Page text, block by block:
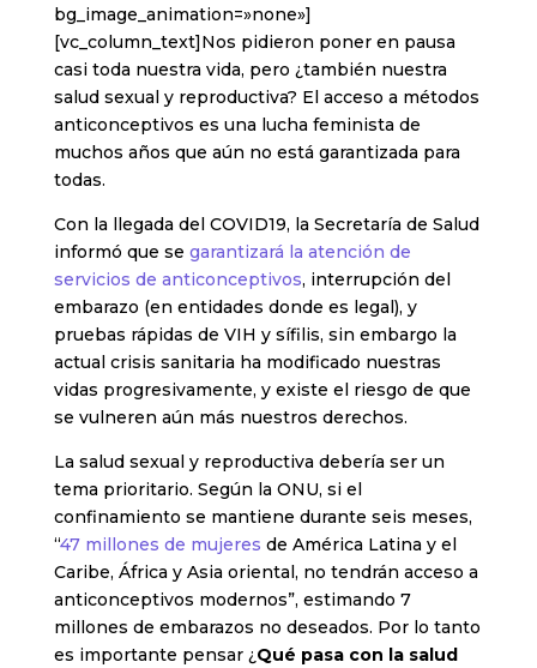
bg_image_animation=»none»]
[vc_column_text]Nos pidieron poner en pausa
casi toda nuestra vida, pero ¿también nuestra
salud sexual y reproductiva? El acceso a métodos
anticonceptivos es una lucha feminista de
muchos años que aún no está garantizada para
todas.
Con la llegada del COVID19, la Secretaría de Salud
informó que se garantizará la atención de
servicios de anticonceptivos, interrupción del
embarazo (en entidades donde es legal), y
pruebas rápidas de VIH y sífilis, sin embargo la
actual crisis sanitaria ha modificado nuestras
vidas progresivamente, y existe el riesgo de que
se vulneren aún más nuestros derechos.
La salud sexual y reproductiva debería ser un
tema prioritario. Según la ONU, si el
confinamiento se mantiene durante seis meses,
“47 millones de mujeres de América Latina y el
Caribe, África y Asia oriental, no tendrán acceso a
anticonceptivos modernos”, estimando 7
millones de embarazos no deseados. Por lo tanto
es importante pensar ¿ Qué pasa con la salud